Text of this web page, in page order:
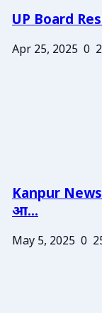
UP Board
Apr 25, 2025 0
Kanpur
आ...
May 5, 2025 0